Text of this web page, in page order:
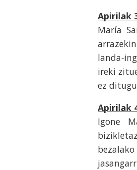
Apirilak
María
landa-
ireki
ez
Apirilak
Igone